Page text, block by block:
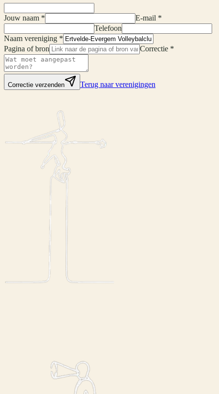
Jouw naam *
E-mail *
Telefoon
Naam vereniging *
Pagina of bron
Correctie *
Correctie verzenden Terug naar verenigingen